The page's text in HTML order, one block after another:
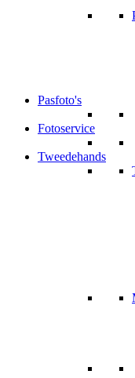
Pasfoto's
Fotoservice
Tweedehands